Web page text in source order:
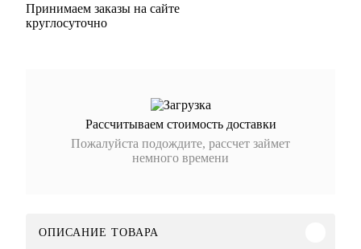
Принимаем заказы на сайте
круглосуточно
Рассчитываем стоимость доставки
Пожалуйста подождите, рассчет займет
немного времени
ОПИСАНИЕ ТОВАРА